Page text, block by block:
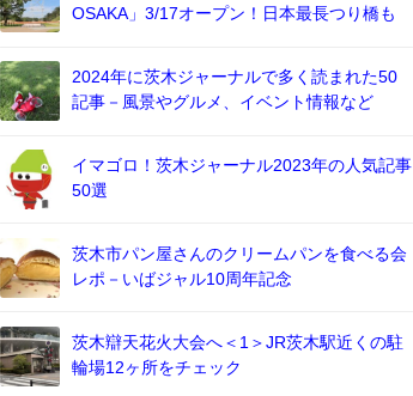
OSAKA」3/17オープン！日本最長つり橋も
2024年に茨木ジャーナルで多く読まれた50
記事－風景やグルメ、イベント情報など
イマゴロ！茨木ジャーナル2023年の人気記事
50選
茨木市パン屋さんのクリームパンを食べる会
レポ－いばジャル10周年記念
茨木辯天花火大会へ＜1＞JR茨木駅近くの駐
輪場12ヶ所をチェック